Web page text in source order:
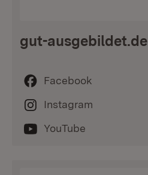
gut-ausgebildet.de
Facebook
Instagram
YouTube